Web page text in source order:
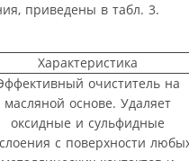
приведены в табл. 3.
Характеристика
очиститель на
масляной основе. Удаляет
оксидные и сульфидные
с поверхности